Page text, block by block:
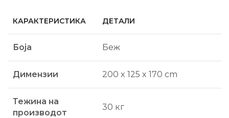
КАРАКТЕРИСТИКА ДЕТАЛИ
Боја Беж
Димензии 200 x 125 x 170 cm
Тежина на
производот
30 кг